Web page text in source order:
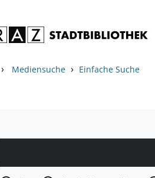
› Mediensuche › Einfache Suche